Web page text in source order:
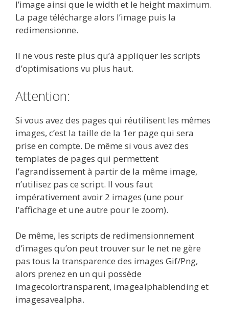
l’image ainsi que le width et le height maximum.
La page télécharge alors l’image puis la
redimensionne.
Il ne vous reste plus qu’à appliquer les scripts
d’optimisations vu plus haut.
Attention:
Si vous avez des pages qui réutilisent les mêmes
images, c’est la taille de la 1er page qui sera
prise en compte. De même si vous avez des
templates de pages qui permettent
l’agrandissement à partir de la même image,
n’utilisez pas ce script. Il vous faut
impérativement avoir 2 images (une pour
l’affichage et une autre pour le zoom).
De même, les scripts de redimensionnement
d’images qu’on peut trouver sur le net ne gère
pas tous la transparence des images Gif/Png,
alors prenez en un qui possède
imagecolortransparent, imagealphablending et
imagesavealpha.